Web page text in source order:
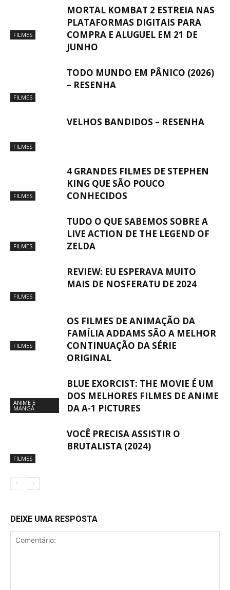
FILMES
MORTAL KOMBAT 2 ESTREIA NAS
PLATAFORMAS DIGITAIS PARA
COMPRA E ALUGUEL EM 21 DE
JUNHO
FILMES
TODO MUNDO EM PÂNICO (2026)
– RESENHA
FILMES
VELHOS BANDIDOS – RESENHA
FILMES
4 GRANDES FILMES DE STEPHEN
KING QUE SÃO POUCO
CONHECIDOS
FILMES
TUDO O QUE SABEMOS SOBRE A
LIVE ACTION DE THE LEGEND OF
ZELDA
FILMES
REVIEW: EU ESPERAVA MUITO
MAIS DE NOSFERATU DE 2024
FILMES
OS FILMES DE ANIMAÇÃO DA
FAMÍLIA ADDAMS SÃO A MELHOR
CONTINUAÇÃO DA SÉRIE
ORIGINAL
ANIME E
MANGÁ
BLUE EXORCIST: THE MOVIE É UM
DOS MELHORES FILMES DE ANIME
DA A-1 PICTURES
FILMES
VOCÊ PRECISA ASSISTIR O
BRUTALISTA (2024)
DEIXE UMA RESPOSTA